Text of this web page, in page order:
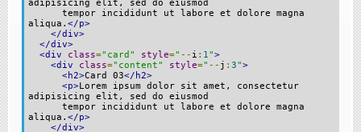
adipisicing elit, sed do eiusmod
tempor incididunt ut labore et dolore magna
aliqua. </p>
</div>
</div>
<div
class="card" style=" -- i : 1 ">
<div
class="content" style=" -- j : 3">
<h2>Card 03</h2>
<p>Lorem ipsum dolor sit amet, consectetur
adipisicing elit, sed do eiusmod
tempor incididunt ut labore et dolore magna
aliqua. </p>
</div>